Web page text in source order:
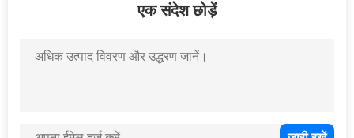
पायनियर के साथ कार जीपीएस नेविगेशन बॉक्स // जेवीसी / केनवुड
एक संदेश छोड़ें